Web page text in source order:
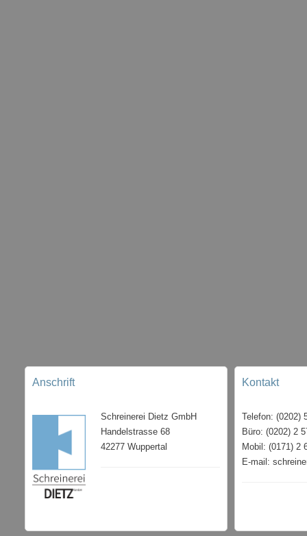
Anschrift
Schreinerei Dietz GmbH
Handelstrasse 68
42277 Wuppertal
Kontakt
Telefon: (0202)
Büro: (0202) 2
Mobil: (0171) 2
E-mail: